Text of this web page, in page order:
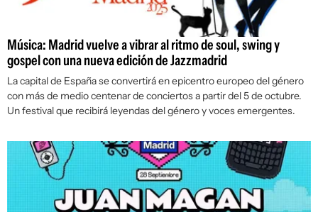
Música: Madrid vuelve a vibrar al ritmo de soul, swing y
gospel con una nueva edición de Jazzmadrid
La capital de España se convertirá en epicentro europeo del género
con más de medio centenar de conciertos a partir del 5 de octubre.
Un festival que recibirá leyendas del género y voces emergentes.